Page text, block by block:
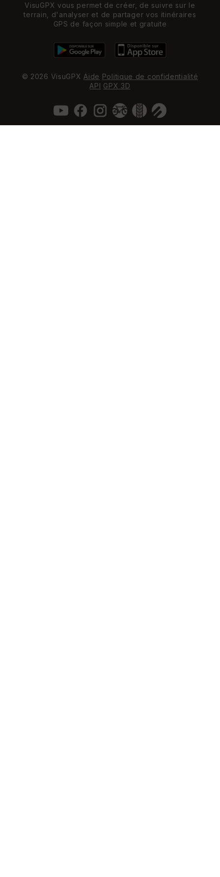
VisuGPX vous permet de créer, de suivre sur le
terrain, d'analyser et de partager vos itinéraires
GPS de façon simple et gratuite
© 2026 VisuGPX Aide Politique de confidentialité
API GPX 3D